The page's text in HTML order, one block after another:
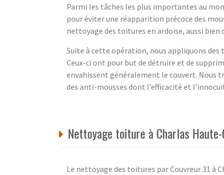
Parmi les tâches les plus importantes au
pour éviter une réapparition précoce des
nettoyage des toitures en ardoise, aussi bien
Suite à cette opération, nous appliquons
Ceux-ci ont pour but de détruire et de
envahissent généralement le couvert. Nous
des anti-mousses dont l’efficacité et
Nettoyage toiture à Charlas
Le nettoyage des toitures par Couvreur 31 à